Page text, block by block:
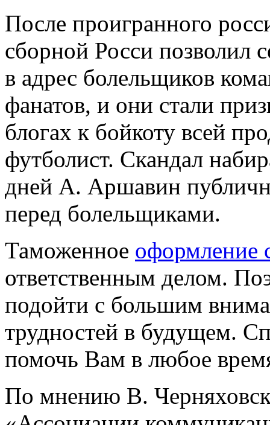
После проигранного
сборной Росси позволил
в адрес болельщиков
фанатов, и они стали
блогах к бойкоту всей
футболист. Скандал
дней А. Аршавин
перед болельщиками.
Таможенное оформление
ответственным делом.
подойти с большим
трудностей в будущем.
помочь Вам в любое
По мнению В.